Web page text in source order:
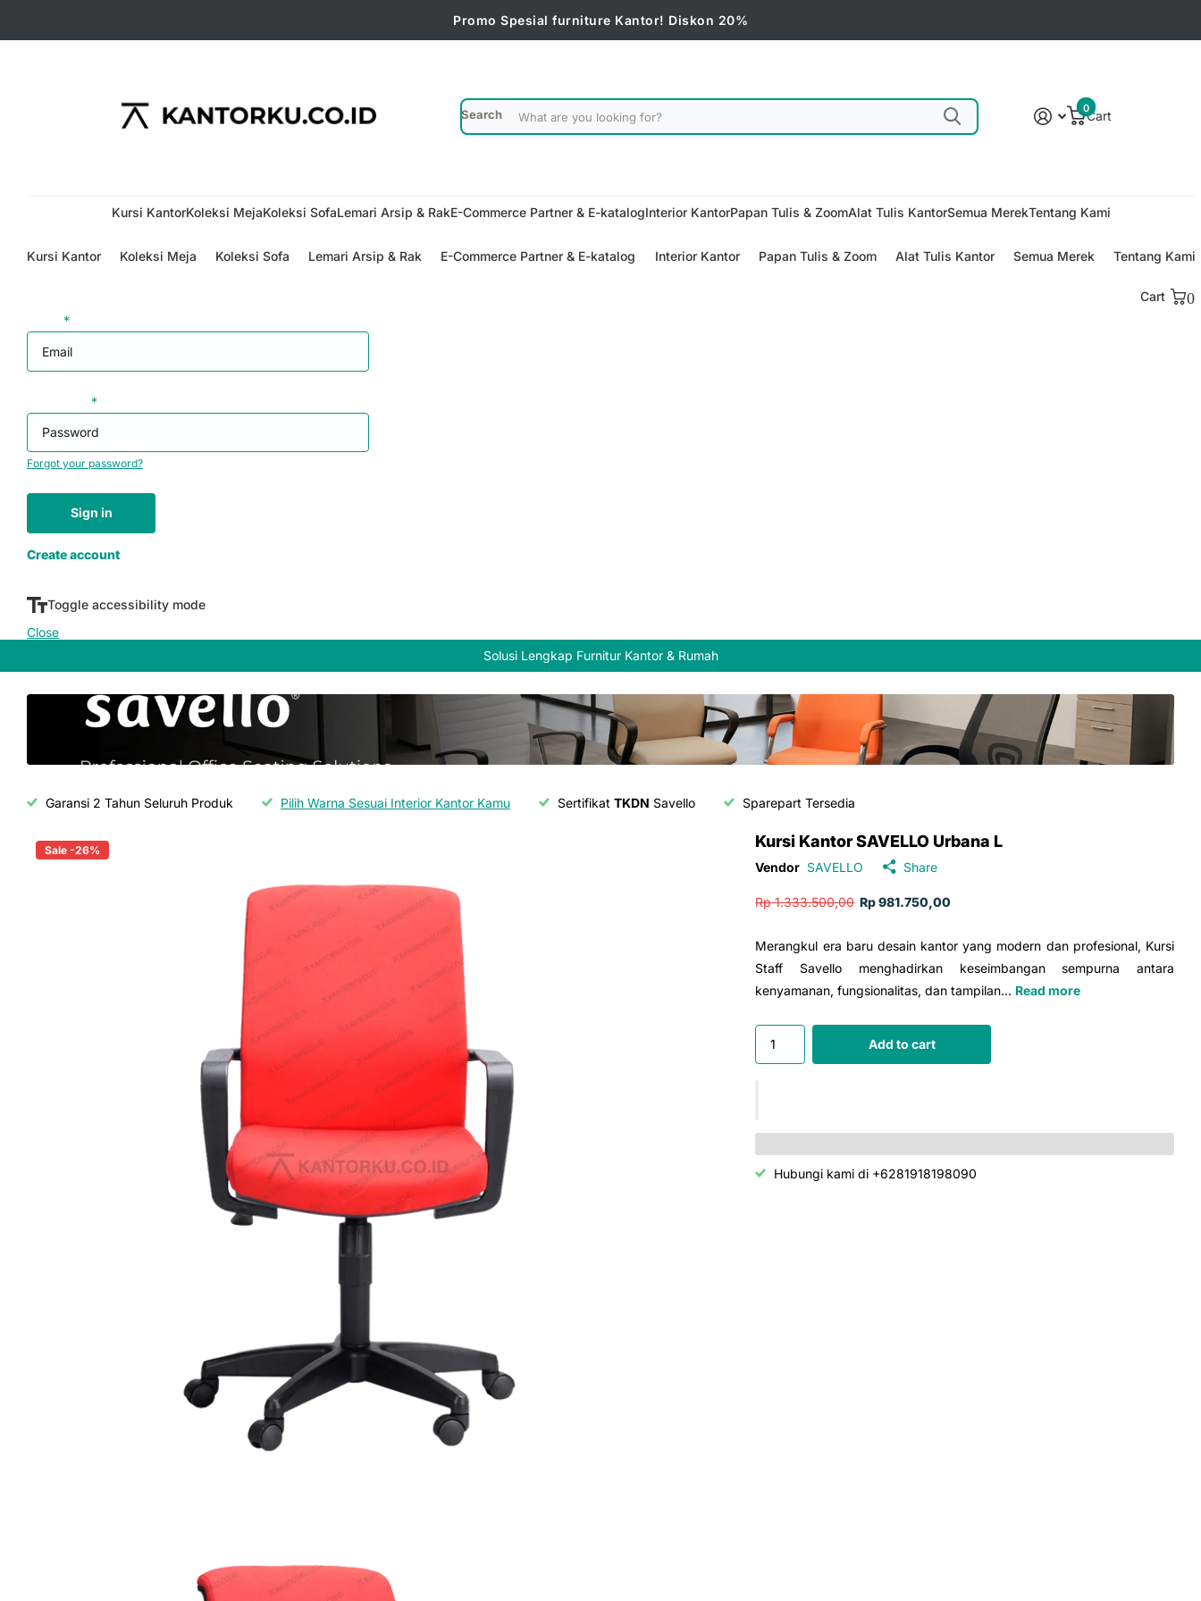
Promo Spesial furniture Kantor! Diskon 20%
Search Cart
0
Kursi KantorKoleksi MejaKoleksi SofaLemari Arsip & RakE-Commerce Partner & E-katalogInterior KantorPapan Tulis & ZoomAlat Tulis KantorSemua MerekTentang Kami
Kursi Kantor Koleksi Meja Koleksi Sofa Lemari Arsip & Rak E-Commerce Partner & E-katalog Interior Kantor Papan Tulis & Zoom Alat Tulis Kantor Semua Merek
Tentang Kami
*
*
Forgot your password?
Sign in
Create account
Cart 0
Toggle accessibility mode
Close
Solusi Lengkap Furnitur Kantor & Rumah
Garansi 2 Tahun Seluruh Produk Pilih Warna Sesuai Interior Kantor Kamu Sertifikat TKDN Savello Sparepart Tersedia
Sale -26% Kursi Kantor SAVELLO Urbana L
Vendor SAVELLO Share
Rp 1.333.500,00Rp 981.750,00
Merangkul era baru desain kantor yang modern dan profesional, Kursi
Staff Savello menghadirkan keseimbangan sempurna antara
kenyamanan, fungsionalitas, dan tampilan... Read more
Add to cart
Hubungi kami di +6281918198090